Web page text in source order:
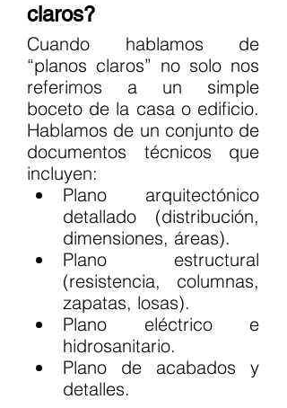
claros?
Cuando hablamos de
“planos claros” no solo nos
referimos a un simple
boceto de la casa o edificio.
Hablamos de un conjunto de
documentos técnicos que
incluyen:
Plano arquitectónico
detallado (distribución,
dimensiones, áreas).
Plano estructural
(resistencia, columnas,
zapatas, losas).
Plano eléctrico e
hidrosanitario.
Plano de acabados y
detalles.